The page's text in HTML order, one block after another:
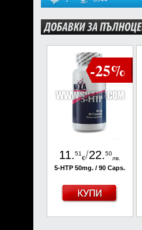
-25%
11.51
€/22.50
лв.
5-HTP 50mg. / 90 Caps.